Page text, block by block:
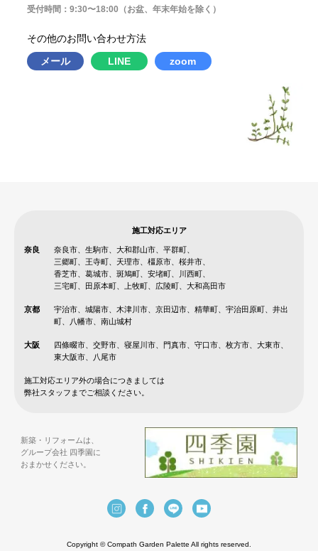
受付時間：9:30〜18:00（お盆、年末年始を除く）
その他のお問い合わせ方法
メール
LINE zoom
施工対応エリア
奈良
奈良市、生駒市、大和郡山市、平群町、
三郷町、王寺町、天理市、橿原市、桜井市、
香芝市、葛城市、斑鳩町、安堵町、川西町、
三宅町、田原本町、上牧町、広陵町、大和高田市
京都
宇治市、城陽市、木津川市、京田辺市、精華町、宇治田原町、井出
町、八幡市、南山城村
大阪
四條畷市、交野市、寝屋川市、門真市、守口市、枚方市、大東市、
東大阪市、八尾市
施工対応エリア外の場合につきましては
弊社スタッフまでご相談ください。
新築・リフォームは、
グループ会社 四季園に
おまかせください。
Copyright © Compath Garden Palette All rights reserved.